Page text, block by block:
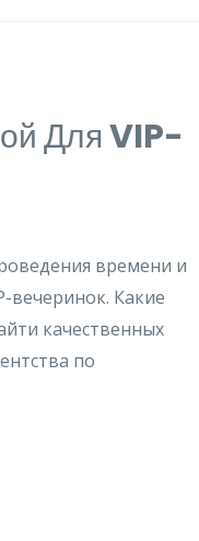
Для VIP-
времени и
вечеринок. Какие
качественных
по